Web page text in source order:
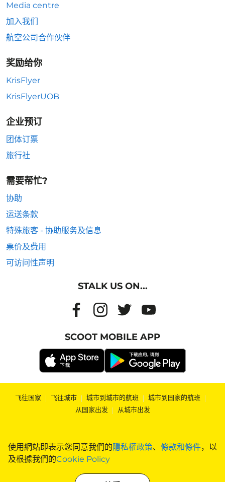
使用網站即表示您同意我們的隱私權政策、 條款和條件，以
及根據我們的Cookie Policy
Media centre
加入我们
航空公司合作伙伴
奖励给你
KrisFlyer
KrisFlyerUOB
企业预订
团体订票
旅行社
需要帮忙?
协助
运送条款
特殊旅客 - 协助服务及信息
票价及费用
可访问性声明
STALK US ON...
SCOOT MOBILE APP
飞往国家 | 飞往城市 | 城市到城市的航班 | 城市到国家的航班 |
从国家出发 | 从城市出发